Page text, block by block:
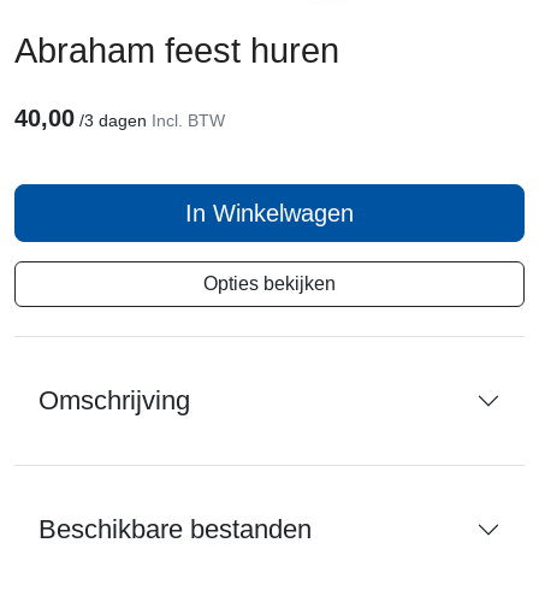
Abraham feest huren
40,00 /3 dagen Incl. BTW
In Winkelwagen
Opties bekijken
Omschrijving
Beschikbare bestanden